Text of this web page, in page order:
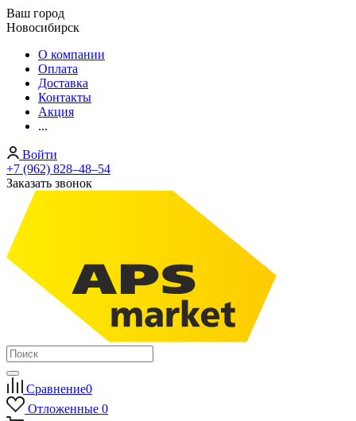
Ваш город
Новосибирск
О компании
Оплата
Доставка
Контакты
Акция
...
Войти
+7 (962) 828‒48‒54
Заказать звонок
Сравнение0
Отложенные 0